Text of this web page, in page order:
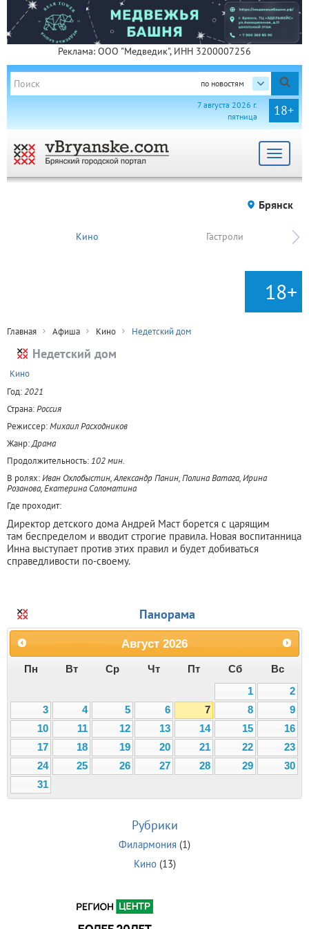
Реклама: ООО "Медведик", ИНН 3200007256
по новостям
18+
7 августа 2026 г.
пятница
Toggle
Брянск
Кино Гастроли
18+
Главная Афиша Кино Недетский дом
Недетский дом
Кино
Год:2021
Страна:Россия
Режиссер:Михаил Расходников
Жанр:Драма
Продолжительность: 102 мин.
В ролях:Иван Охлобыстин, Александр Панин, Полина Ватага, Ирина
Розанова, Екатерина Соломатина
Где проходит:
Директор детского дома Андрей Маст борется с царящим
там беспределом и вводит строгие правила. Новая воспитанница
Инна выступает против этих правил и будет добиваться
справедливости по-своему.
Панорама
Август 2026
Пн Вт Ср Чт Пт Сб
Вс
1
2
3
4 5 6 7 8
9
10
11 12 13 14 15
16
17
18 19 20 21 22
23
24
25 26 27 28 29
30
31
Рубрики
Филармония (1)
Кино(13)